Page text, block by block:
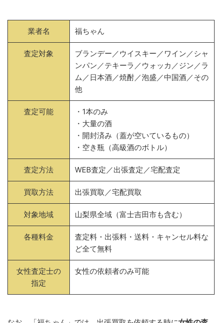
業者名 福ちゃん
査定対象
ブランデー／ウイスキー／ワイン／シャ
ンパン／テキーラ／ウォッカ／ジン／ラ
ム／日本酒／焼酎／泡盛／中国酒／その
他
査定可能
・1本のみ
・大量の酒
・開封済み（蓋が空いているもの）
・空き瓶（高級酒のボトル）
査定方法 WEB査定／出張査定／宅配査定
買取方法 出張買取／宅配買取
対象地域 山梨県全域（富士吉田市も含む）
各種料金
査定料・出張料・送料・キャンセル料な
ど全て無料
女性査定士の
指定
女性の依頼者のみ可能